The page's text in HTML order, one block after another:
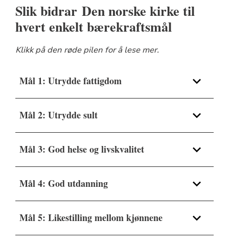
Slik bidrar Den norske kirke til
hvert enkelt bærekraftsmål
Klikk på den røde pilen for å lese mer.
Mål 1: Utrydde fattigdom
Mål 2: Utrydde sult
Mål 3: God helse og livskvalitet
Mål 4: God utdanning
Mål 5: Likestilling mellom kjønnene